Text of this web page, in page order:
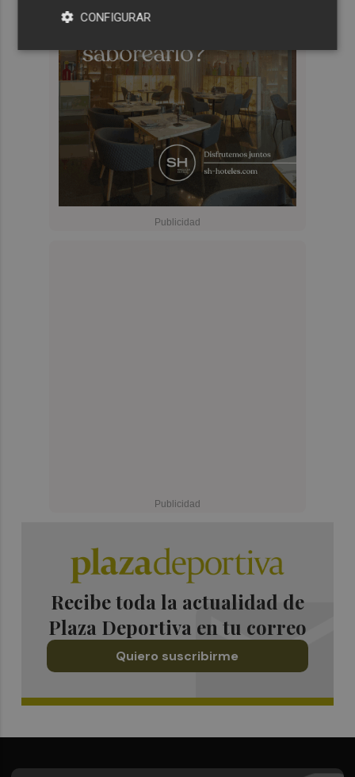
Recibe toda la actualidad de
Plaza Deportiva en tu correo
Quiero suscribirme
CONFIGURAR